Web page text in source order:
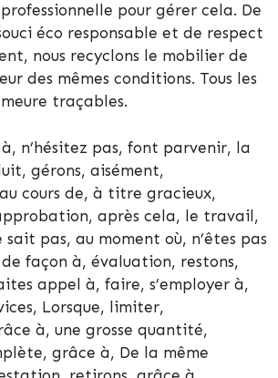
pour gérer cela. De
éco responsable et de respect
nous recyclons le mobilier de
des mêmes conditions. Tous les
traçables.
à, n’hésitez pas, font parvenir, la
gérons, aisément,
cours de, à titre gracieux,
après cela, le travail,
pas, au moment où, n’êtes pas
façon à, évaluation, restons,
appel à, faire, s’employer à,
Lorsque, limiter,
à, une grosse quantité,
grâce à, De la même